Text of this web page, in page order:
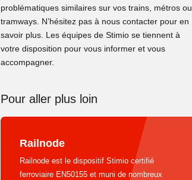
problématiques similaires sur vos trains, métros ou
tramways. N’hésitez pas à nous contacter pour en
savoir plus. Les équipes de Stimio se tiennent à
votre disposition pour vous informer et vous
accompagner.
Pour aller plus loin
Railnode
Railnode est le dispositif Stimio certifié
ferroviaire EN50155 et muni de nombreux